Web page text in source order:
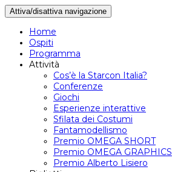
Attiva/disattiva navigazione
Home
Ospiti
Programma
Attività
Cos’è la Starcon Italia?
Conferenze
Giochi
Esperienze interattive
Sfilata dei Costumi
Fantamodellismo
Premio OMEGA SHORT
Premio OMEGA GRAPHICS
Premio Alberto Lisiero